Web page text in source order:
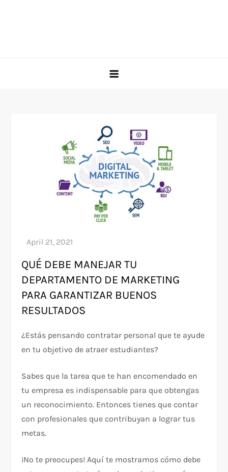
QUÉ DEBE MANEJAR TU
DEPARTAMENTO DE MARKETING
PARA GARANTIZAR BUENOS
RESULTADOS
¿Estás pensando contratar personal que te ayude
en tu objetivo de atraer estudiantes?
Sabes que la tarea que te han encomendado en
tu empresa es indispensable para que obtengas
un reconocimiento. Entonces tienes que contar
con profesionales que contribuyan a lograr tus
metas.
¡No te preocupes! Aquí te mostramos cómo debe